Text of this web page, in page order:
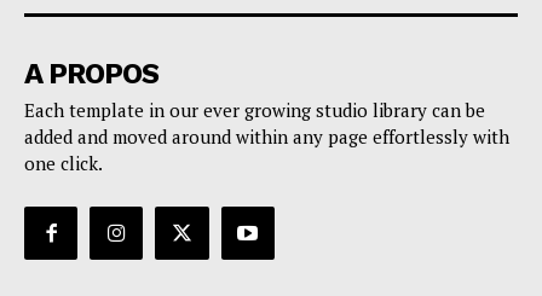
A PROPOS
Each template in our ever growing studio library can be
added and moved around within any page effortlessly with
one click.